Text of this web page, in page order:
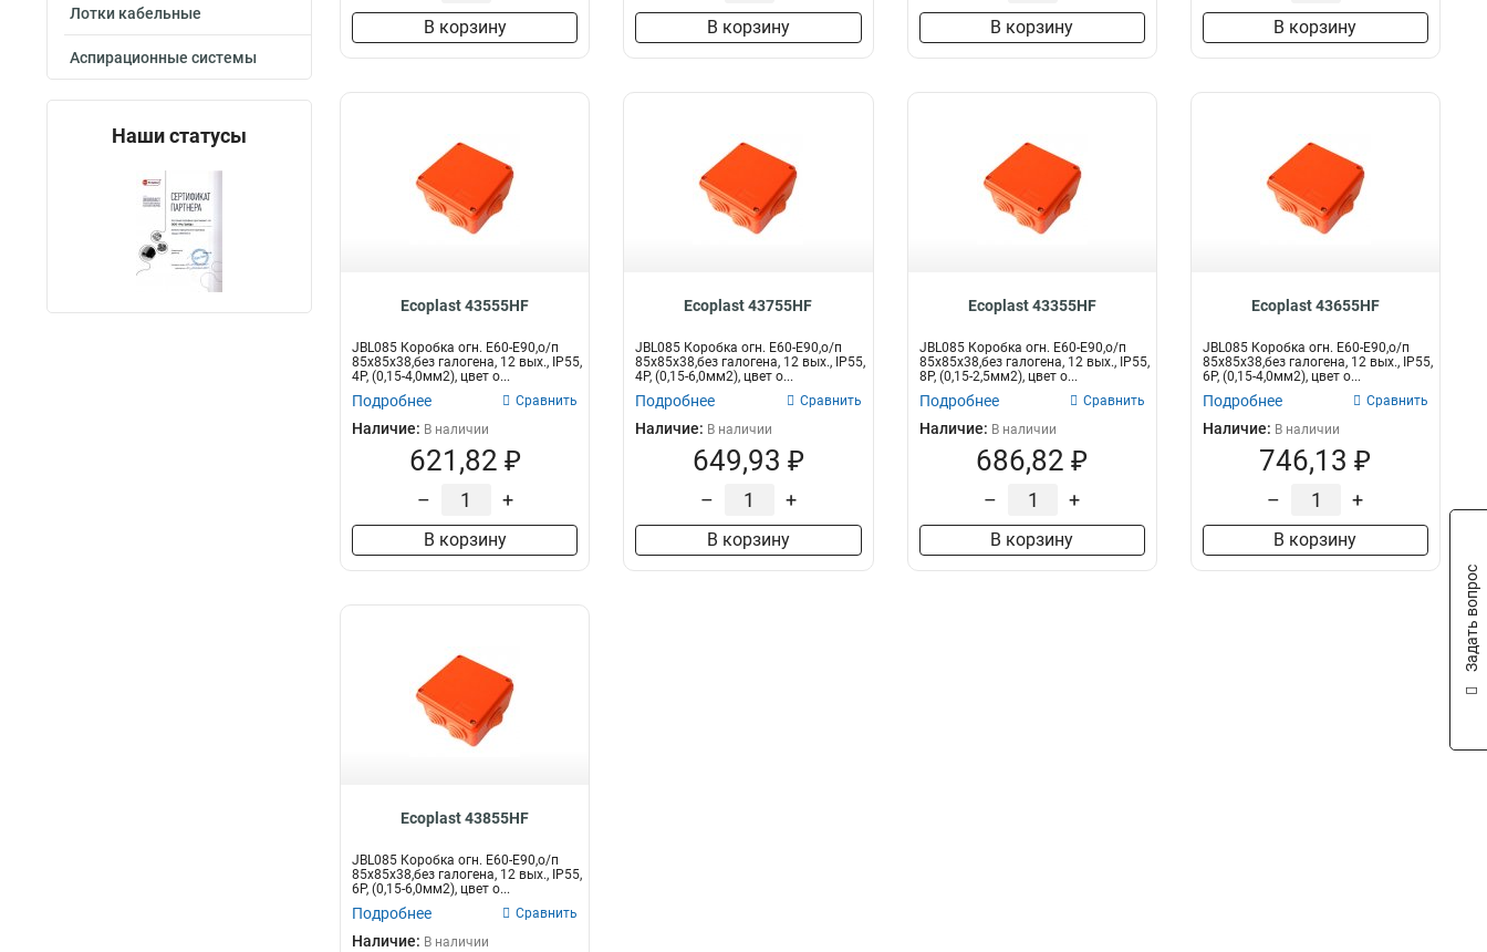
Лотки кабельные
Аспирационные системы
Наши статусы
В корзину В корзину В корзину В корзину
Ecoplast 43555HF
JBL085 Коробка огн. E60-E90,о/п
85х85х38,без галогена, 12 вых., IP55,
4P, (0,15-4,0мм2), цвет о...
Подробнее Сравнить
Наличие: В наличии
621,82 ₽
– +
В корзину
Ecoplast 43755HF
JBL085 Коробка огн. E60-E90,о/п
85х85х38,без галогена, 12 вых., IP55,
4P, (0,15-6,0мм2), цвет о...
Подробнее Сравнить
Наличие: В наличии
649,93 ₽
– +
В корзину
Ecoplast 43355HF
JBL085 Коробка огн. E60-E90,о/п
85х85х38,без галогена, 12 вых., IP55,
8P, (0,15-2,5мм2), цвет о...
Подробнее Сравнить
Наличие: В наличии
686,82 ₽
– +
В корзину
Ecoplast 43655HF
JBL085 Коробка огн. E60-E90,о/п
85х85х38,без галогена, 12 вых., IP55,
6P, (0,15-4,0мм2), цвет о...
Подробнее Сравнить
Наличие: В наличии
746,13 ₽
– +
В корзину
Ecoplast 43855HF
JBL085 Коробка огн. E60-E90,о/п
85х85х38,без галогена, 12 вых., IP55,
6P, (0,15-6,0мм2), цвет о...
Подробнее Сравнить
Наличие: В наличии
Задать вопрос